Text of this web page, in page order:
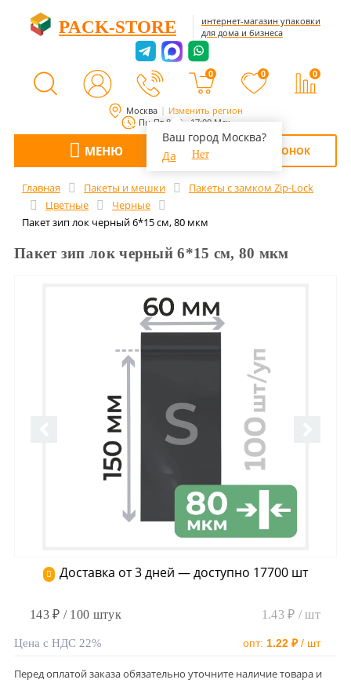
Москва Изменить регион
Ваш город Москва?
Да
Нет
Пн-Пт 8:00 - 17:00 Мск
PACK-STORE
интернет-магазин упаковки
для дома и бизнеса
0 0 0
МЕНЮ ОБРАТНЫЙ ЗВОНОК
Главная Пакеты и мешки
Пакеты с замком Zip-Lock
Цветные
Черные
Пакет зип лок черный 6*15 см, 80 мкм
Пакет зип лок черный 6*15 см, 80 мкм
Доставка от 3 дней — доступно 17700 шт
143 ₽ / 100 штук 1.43 ₽ / шт
Цена с НДС 22% опт: 1.22 ₽/ шт
Перед оплатой заказа обязательно уточните наличие товара и